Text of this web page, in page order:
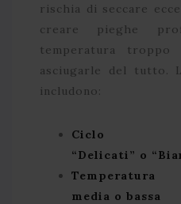
rischia di seccare
creare pieghe
temperatura troppo
asciugarle del tutto.
includono:
Ciclo
“Delicati” o
Temperatura
media o bassa